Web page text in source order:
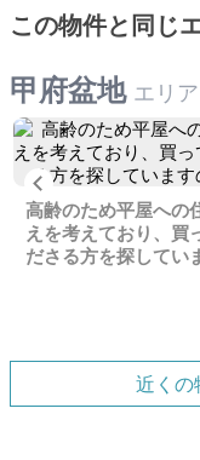
この物件と同じ
甲府盆地 エリア
Previous
高齢のため平屋への
えを考えており、買
ださる方を探してい
近くの